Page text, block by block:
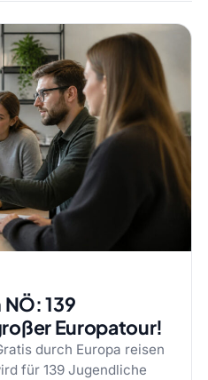
139
Europatour!
durch Europa reisen
für 139 Jugendliche